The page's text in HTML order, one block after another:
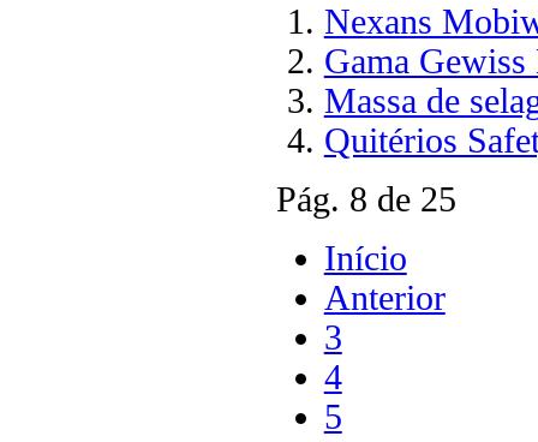
Nexans
Gama
Massa de
Quitérios
Pág. 8 de 25
Início
Anterior
3
4
5